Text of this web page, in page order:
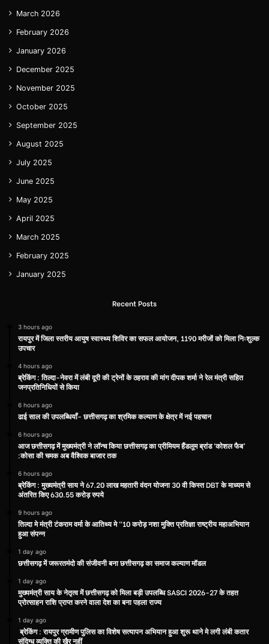
March 2026
February 2026
January 2026
December 2025
November 2025
October 2025
September 2025
August 2025
July 2025
June 2025
May 2025
April 2025
March 2025
February 2025
January 2025
Recent Posts
3 hours ago
रायपुर में जिला स्तरीय आयुष स्वास्थ्य शिविर का सफल आयोजन, 1190 मरीजों को मिला निःशुल्क
उपचार
4 hours ago
ब्रेकिंग : तिल्दा-नेवरा में लंबी दूरी की ट्रेनों के ठहराव की मांग दीपक शर्मा ने रेल मंत्री सहित
जनप्रतिनिधियों से किया
6 hours ago
ढाई साल की उपलब्धियाँ- छत्तीसगढ़ का श्रमिक कल्याण के क्षेत्र में नई पहचान
6 hours ago
आज छत्तीसगढ़ में मुख्यमंत्री ने लॉन्च किया छत्तीसगढ़ का प्रीमियम हैंडलूम ब्रांड ‘कोशल फैब’
:कोसा की चमक अब वैश्विक बाजार तक
6 hours ago
ब्रेकिंग : मुख्यमंत्री साय ने 67.20 लाख महतारी वंदन योजना 30 वी किस्त DBT के माध्यम से
अंतरित किए 630.55 करोड़ रुपये
9 hours ago
तिल्दा मे मंत्री टंकराम वर्मा के आतिथ्य मे “10 करोड़ नशा मुक्ति प्रतिज्ञा राष्ट्रीय महाअभियान
हुआ संपन्न
1 day ago
छत्तीसगढ़ में जरूरतमंदो की संजीवनी बना छत्तीसगढ़ का समाज कल्याण मॉडल
1 day ago
मुख्यमंत्री साय के नेतृत्व में छत्तीसगढ़ को मिला बड़ी उपलब्धि SASCI 2026-27 के तहत
प्रोत्साहन राशि प्राप्त करने वाला देश का बना पहला राज्य
1 day ago
ब्रेकिंग : रायपुर ग्रामीण पुलिस का विशेष सत्यापन अभियान हुआ शुरू थाने मे लगी लंबी कतार
संदिग्ध व्यक्ति की खैर नहीं